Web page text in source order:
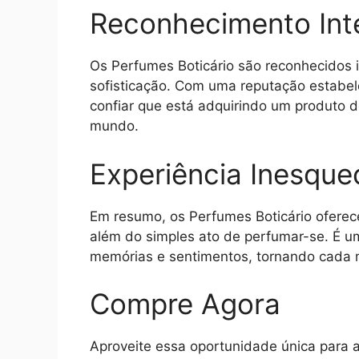
Reconhecimento
Os Perfumes Boticário são
sofisticação. Com uma reputação
confiar que está adquirindo um produto
mundo.
Experiência
Em resumo, os Perfumes Boticário
além do simples ato de perfumar-se. É
memórias e sentimentos, tornando cada
Compre Agora
Aproveite essa oportunidade única para